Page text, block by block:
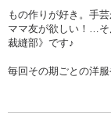
もの作りが好き。手
ママ友が欲しい！…そ
裁縫部》です♪
毎回その期ごとの洋
その期の最後には『